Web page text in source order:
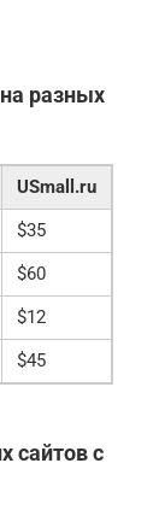
разных
USmall.ru
$35
$60
$12
$45
сайтов с